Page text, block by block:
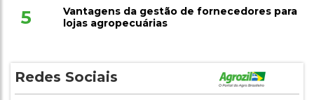
5
Vantagens da gestão de fornecedores para
lojas agropecuárias
Redes Sociais